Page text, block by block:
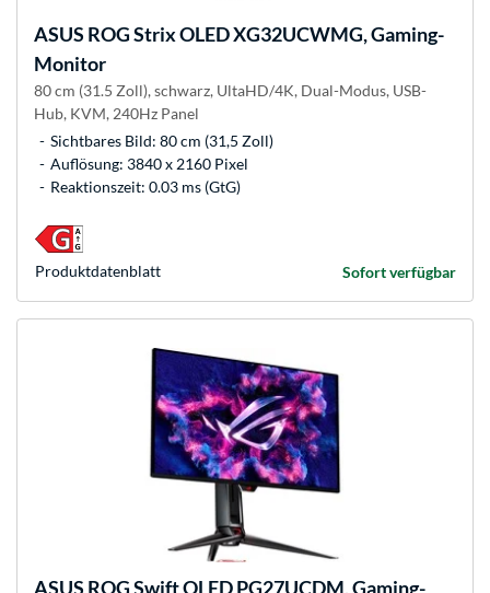
ASUS ROG Strix OLED XG32UCWMG, Gaming-
Monitor
80 cm (31.5 Zoll), schwarz, UltaHD/4K, Dual-Modus, USB-
Hub, KVM, 240Hz Panel
Sichtbares Bild: 80 cm (31,5 Zoll)
Auflösung: 3840 x 2160 Pixel
Reaktionszeit: 0.03 ms (GtG)
Sofort verfügbar
Produkt­datenblatt
ASUS ROG Swift OLED PG27UCDM, Gaming-